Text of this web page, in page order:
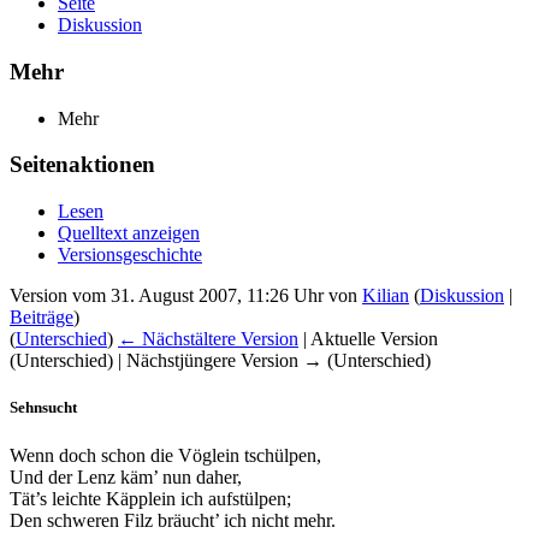
Diskussion
Mehr
Mehr
Seitenaktionen
Lesen
Quelltext anzeigen
Versionsgeschichte
Version vom 31. August 2007, 11:26 Uhr von Kilian (Diskussion |
Beiträge)
(Unterschied) ← Nächstältere Version | Aktuelle Version
(Unterschied) | Nächstjüngere Version → (Unterschied)
Sehnsucht
Wenn doch schon die Vöglein tschülpen,
Und der Lenz käm’ nun daher,
Tät’s leichte Käpplein ich aufstülpen;
Den schweren Filz bräucht’ ich nicht mehr.